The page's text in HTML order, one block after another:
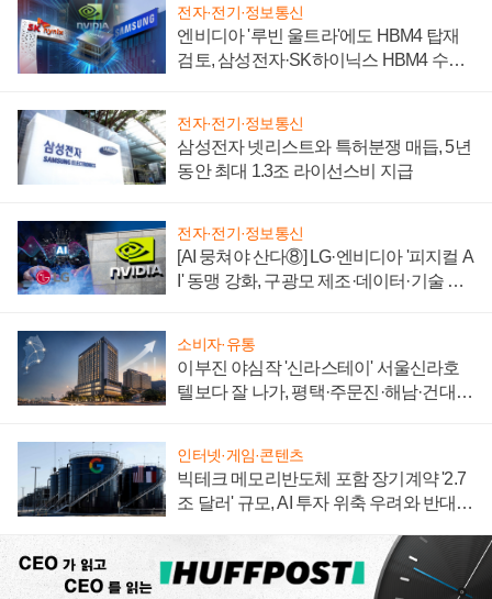
전자·전기·정보통신
엔비디아 '루빈 울트라'에도 HBM4 탑재
검토, 삼성전자·SK하이닉스 HBM4 수율
전자·전기·정보통신
삼성전자 넷리스트와 특허분쟁 매듭, 5년
동안 최대 1.3조 라이선스비 지급
전자·전기·정보통신
[AI 뭉쳐야 산다⑧] LG·엔비디아 '피지컬 A
I' 동맹 강화, 구광모 제조·데이터·기술 결
소비자·유통
이부진 야심작 '신라스테이' 서울신라호
텔보다 잘 나가, 평택·주문진·해남·건대로
인터넷·게임·콘텐츠
빅테크 메모리반도체 포함 장기계약 '2.7
조 달러' 규모, AI 투자 위축 우려와 반대